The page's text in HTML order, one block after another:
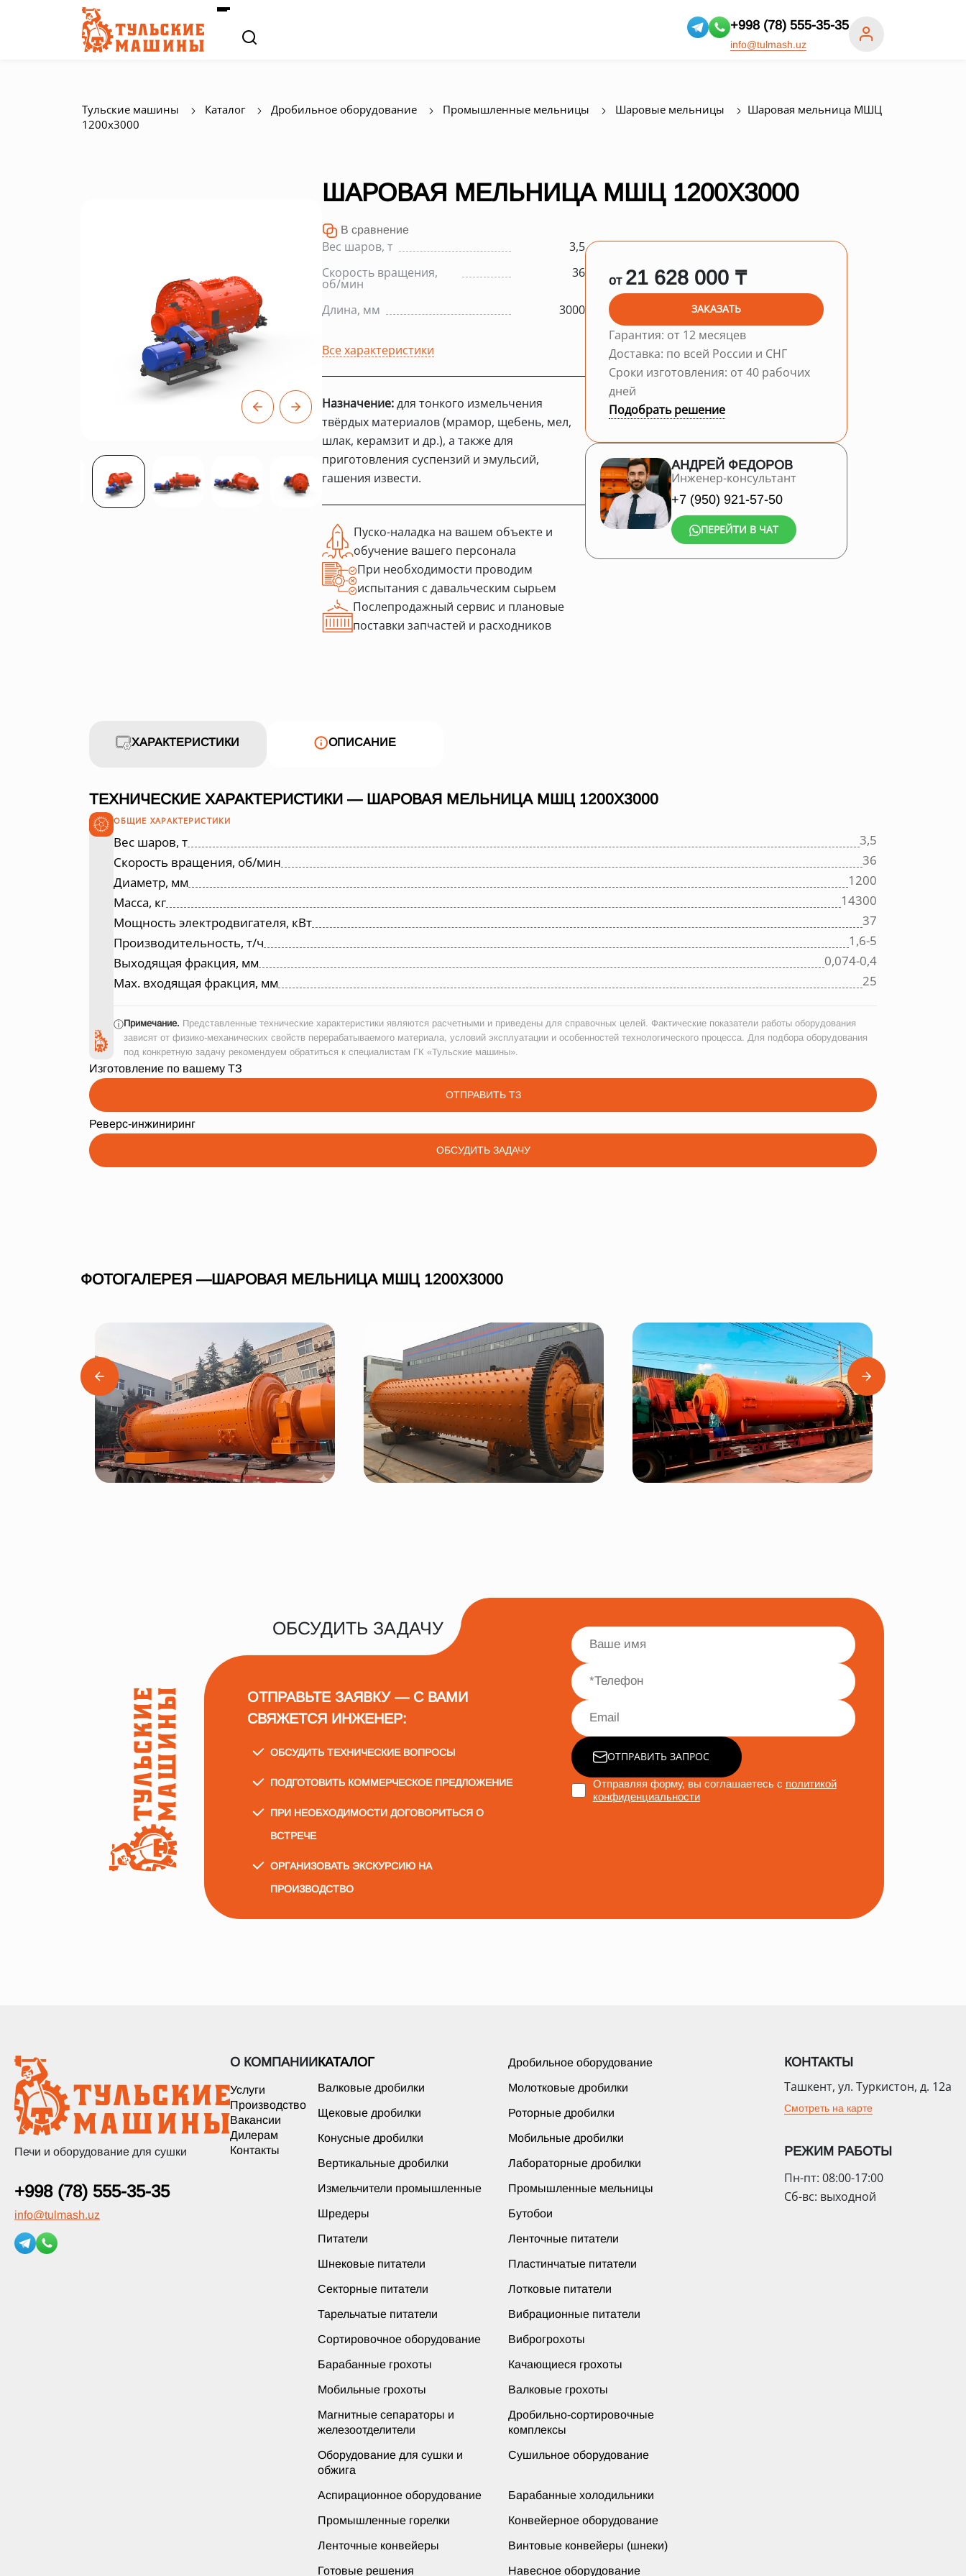
+998 (78) 555-35-35
info@tulmash.uz
Тульские машины Каталог Дробильное оборудование Промышленные мельницы Шаровые мельницы
Шаровая мельница МШЦ
1200х3000
ШАРОВАЯ МЕЛЬНИЦА МШЦ 1200Х3000
В сравнение
Вес шаров, т
3,5
Скорость вращения,
об/мин
36
Длина, мм 3000
Все характеристики
Назначение:для тонкого измельчения
твёрдых материалов (мрамор, щебень, мел,
шлак, керамзит и др.), а также для
приготовления суспензий и эмульсий,
гашения извести.
Пуско-наладка на вашем объекте и
обучение вашего персонала
При необходимости проводим
испытания с давальческим сырьем
Послепродажный сервис и плановые
поставки запчастей и расходников
от 21 628 000 ₸
ЗАКАЗАТЬ
Гарантия: от 12 месяцев
Доставка: по всей России и СНГ
Сроки изготовления: от 40 рабочих
дней
Подобрать решение
АНДРЕЙ ФЕДОРОВ
Инженер-консультант
+7 (950) 921-57-50
ПЕРЕЙТИ В ЧАТ
ХАРАКТЕРИСТИКИ ОПИСАНИЕ
ТЕХНИЧЕСКИЕ ХАРАКТЕРИСТИКИ — ШАРОВАЯ МЕЛЬНИЦА МШЦ 1200Х3000
ОБЩИЕ ХАРАКТЕРИСТИКИ
Вес шаров, т
3,5
Скорость вращения, об/мин
36
Диаметр, мм
1200
Масса, кг
14300
Мощность электродвигателя, кВт
37
Производительность, т/ч
1,6-5
Выходящая фракция, мм
0,074-0,4
Max. входящая фракция, мм
25
ⓘПримечание. Представленные технические характеристики являются расчетными и приведены для справочных целей. Фактические показатели работы оборудования
зависят от физико-механических свойств перерабатываемого материала, условий эксплуатации и особенностей технологического процесса. Для подбора оборудования
под конкретную задачу рекомендуем обратиться к специалистам ГК «Тульские машины».
Изготовление по вашему ТЗ
ОТПРАВИТЬ ТЗ
Реверс-инжиниринг
ОБСУДИТЬ ЗАДАЧУ
ФОТОГАЛЕРЕЯ —ШАРОВАЯ МЕЛЬНИЦА МШЦ 1200Х3000
ОБСУДИТЬ ЗАДАЧУ
ОТПРАВЬТЕ ЗАЯВКУ — С ВАМИ
СВЯЖЕТСЯ ИНЖЕНЕР:
ОБСУДИТЬ ТЕХНИЧЕСКИЕ ВОПРОСЫ
ПОДГОТОВИТЬ КОММЕРЧЕСКОЕ ПРЕДЛОЖЕНИЕ
ПРИ НЕОБХОДИМОСТИ ДОГОВОРИТЬСЯ О
ВСТРЕЧЕ
ОРГАНИЗОВАТЬ ЭКСКУРСИЮ НА
ПРОИЗВОДСТВО
ОТПРАВИТЬ ЗАПРОС
Отправляя форму, вы соглашаетесь с политикой
конфиденциальности
Печи и оборудование для сушки
+998 (78) 555-35-35
info@tulmash.uz
О КОМПАНИИ
Услуги
Производство
Вакансии
Дилерам
Контакты
КАТАЛОГ Дробильное оборудование
Валковые дробилки Молотковые дробилки
Щековые дробилки Роторные дробилки
Конусные дробилки Мобильные дробилки
Вертикальные дробилки Лабораторные дробилки
Измельчители промышленные Промышленные мельницы
Шредеры Бутобои
Питатели Ленточные питатели
Шнековые питатели Пластинчатые питатели
Секторные питатели Лотковые питатели
Тарельчатые питатели Вибрационные питатели
Сортировочное оборудование Виброгрохоты
Барабанные грохоты Качающиеся грохоты
Мобильные грохоты Валковые грохоты
Магнитные сепараторы и
железоотделители
Дробильно-сортировочные
комплексы
Оборудование для сушки и
обжига
Сушильное оборудование
Аспирационное оборудование Барабанные холодильники
Промышленные горелки Конвейерное оборудование
Ленточные конвейеры Винтовые конвейеры (шнеки)
Готовые решения Навесное оборудование
КОНТАКТЫ
Ташкент, ул. Туркистон, д. 12а
Смотреть на карте
РЕЖИМ РАБОТЫ
Пн-пт: 08:00-17:00
Сб-вс: выходной